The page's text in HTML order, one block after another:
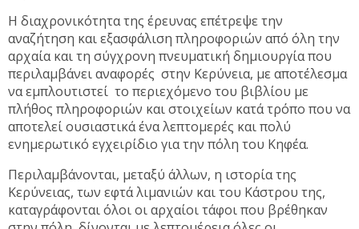
Η διαχρονικότητα της έρευνας επέτρεψε την
αναζήτηση και εξασφάλιση πληροφοριών από όλη την
αρχαία και τη σύγχρονη πνευματική δημιουργία που
περιλαμβάνει αναφορές στην Κερύνεια, με αποτέλεσμα
να εμπλουτιστεί το περιεχόμενο του βιβλίου με
πλήθος πληροφοριών και στοιχείων κατά τρόπο που να
αποτελεί ουσιαστικά ένα λεπτομερές και πολύ
ενημερωτικό εγχειρίδιο για την πόλη του Κηφέα.
Περιλαμβάνονται, μεταξύ άλλων, η ιστορία της
Κερύνειας, των εφτά λιμανιών και του Κάστρου της,
καταγράφονται όλοι οι αρχαίοι τάφοι που βρέθηκαν